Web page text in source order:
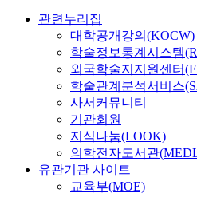
관련누리집
대학공개강의(KOCW)
학술정보통계시스템
외국학술지지원센터
학술관계분석서비스
사서커뮤니티
기관회원
지식나눔(LOOK)
의학전자도서관
유관기관 사이트
교육부(MOE)